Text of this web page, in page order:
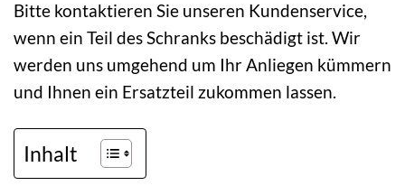
Bitte kontaktieren Sie unseren Kundenservice,
wenn ein Teil des Schranks beschädigt ist. Wir
werden uns umgehend um Ihr Anliegen kümmern
und Ihnen ein Ersatzteil zukommen lassen.
Inhalt